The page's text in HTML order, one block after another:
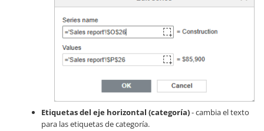
Etiquetas del eje horizontal (categoría)- cambia el texto
para las etiquetas de categoría.